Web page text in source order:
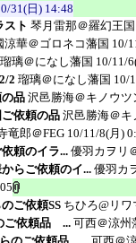
31(日) 14:48
スト 琴月雷那＠羅幻王国
涼華＠ゴロネコ藩国 10/
瑠璃＠になし藩国 10/11/
2 瑠璃＠になし藩国 10/
品 沢邑勝海＠キノウツ
依頼の品 沢邑勝海＠キ
竜郎＠FEG 10/11/8(月)
頼のイラ... 優羽カヲリ
らご依頼のイ...優羽カ
ご依頼SS ちひろ@リワ
ご依頼品 ... 可西＠涼州